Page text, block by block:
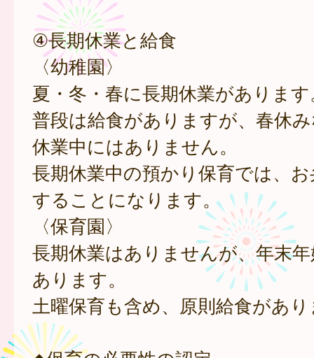
④長期休業と給食
〈幼稚園〉
夏・冬・春に長期休業がありま
普段は給食がありますが、春休
休業中にはありません。
長期休業中の預かり保育では、
することになります。
〈保育園〉
長期休業はありませんが、年末
あります。
土曜保育も含め、原則給食があ